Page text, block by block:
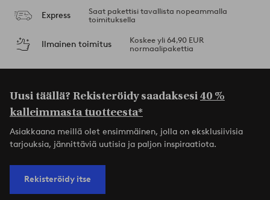
Express
Saat pakettisi tavallista nopeammalla
toimituksella
Ilmainen toimitus
Koskee yli 64,90 EUR
normaalipakettia
Uusi täällä? Rekisteröidy saadaksesi40 %
kalleimmasta tuotteesta*
Asiakkaana meillä olet ensimmäinen, jolla on eksklusiivisia
tarjouksia, jännittäviä uutisia ja paljon inspiraatiota.
Rekisteröidy itse